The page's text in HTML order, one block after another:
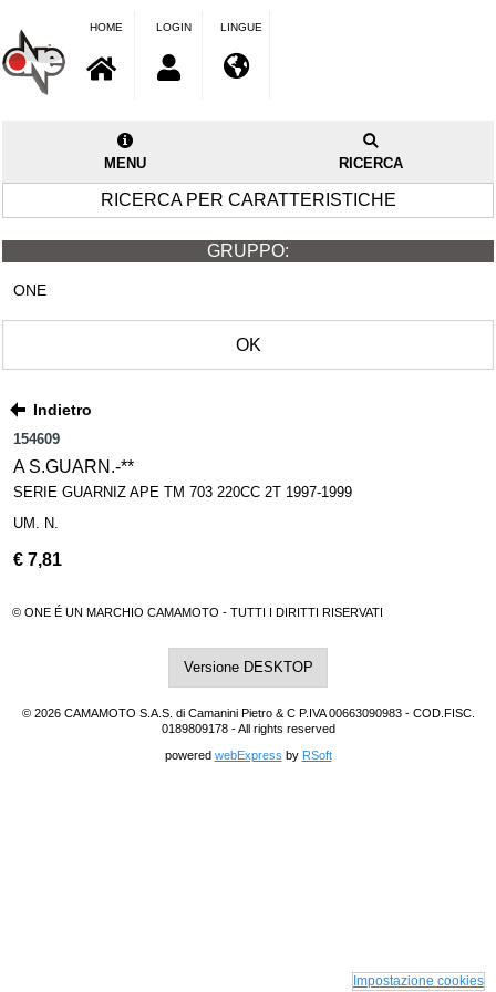
HOME LOGIN LINGUE
MENU RICERCA
RICERCA PER CARATTERISTICHE
GRUPPO:
ONE
OK
Indietro
154609
A S.GUARN.-**
SERIE GUARNIZ APE TM 703 220CC 2T 1997-1999
UM. N.
€ 7,81
Impostazione cookies
© ONE É UN MARCHIO CAMAMOTO - TUTTI I DIRITTI RISERVATI
Versione DESKTOP
© 2026 CAMAMOTO S.A.S. di Camanini Pietro & C P.IVA 00663090983 - COD.FISC.
0189809178 - All rights reserved
powered webExpress by RSoft